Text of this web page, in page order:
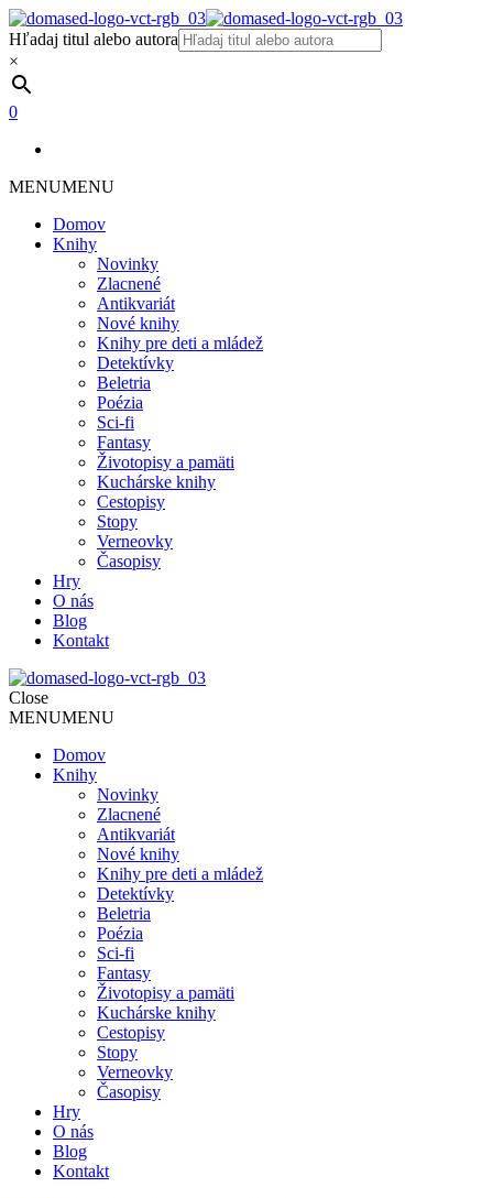
Hľadaj titul alebo autora
×
0
MENUMENU
Domov
Knihy
Novinky
Zlacnené
Antikvariát
Nové knihy
Knihy pre deti a mládež
Detektívky
Beletria
Poézia
Sci-fi
Fantasy
Životopisy a pamäti
Kuchárske knihy
Cestopisy
Stopy
Verneovky
Časopisy
Hry
O nás
Blog
Kontakt
Close
MENUMENU
Domov
Knihy
Novinky
Zlacnené
Antikvariát
Nové knihy
Knihy pre deti a mládež
Detektívky
Beletria
Poézia
Sci-fi
Fantasy
Životopisy a pamäti
Kuchárske knihy
Cestopisy
Stopy
Verneovky
Časopisy
Hry
O nás
Blog
Kontakt